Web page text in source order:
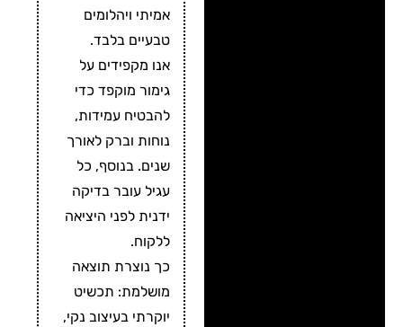
אמיתי ויהלומים
טבעיים בלבד.
אנו מקפידים על
גימור מוקפד כדי
להבטיח עמידות,
נוחות וברק לאורך
שנים. בנוסף, כל
עגיל עובר בדיקה
ידנית לפני היציאה
ללקוח.
כך נוצרת תוצאה
מושלמת: תכשיט
יוקרתי בעיצוב נקי,